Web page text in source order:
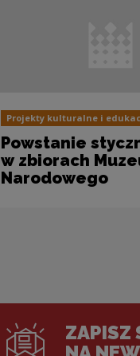
Projekty kulturalne i
Powstanie
w zbiorach
Narodowego
ZAPISZ